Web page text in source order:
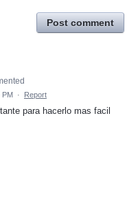
Post comment
PM · Report
para hacerlo mas facil